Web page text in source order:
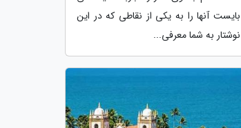
بایست آنها را به یکی از نقاطی که در این
نوشتار به شما معرفی...